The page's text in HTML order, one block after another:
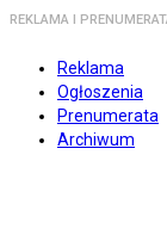
REKLAMA I
Reklama
Ogłoszenia
Prenumerata
Archiwum